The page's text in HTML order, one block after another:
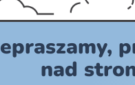
nad